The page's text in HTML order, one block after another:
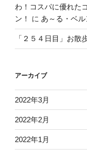
わ！コスパに優れた
ン！
に あ～る・ベ
「２５４日目」お散
アーカイブ
2022年3月
2022年2月
2022年1月